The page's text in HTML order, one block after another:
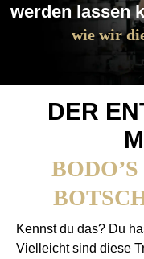
werden lassen
wie wir
DER
Kennst du das? Du
Vielleicht sind diese